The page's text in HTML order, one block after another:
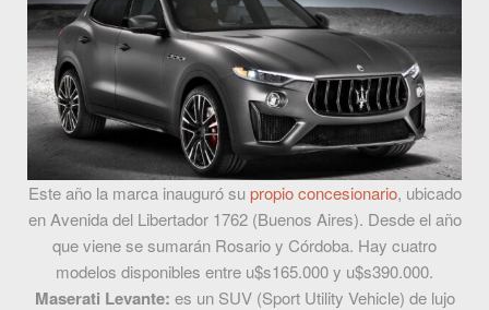
Este año la marca inauguró su propio concesionario, ubicado
en Avenida del Libertador 1762 (Buenos Aires). Desde el año
que viene se sumarán Rosario y Córdoba. Hay cuatro
modelos disponibles entre u$s165.000 y u$s390.000.
Maserati Levante: es un SUV (Sport Utility Vehicle) de lujo